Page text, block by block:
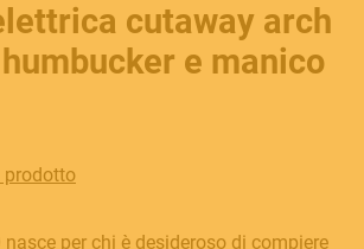
cutaway arch
e manico
prodotto
nasce per chi è desideroso di compiere